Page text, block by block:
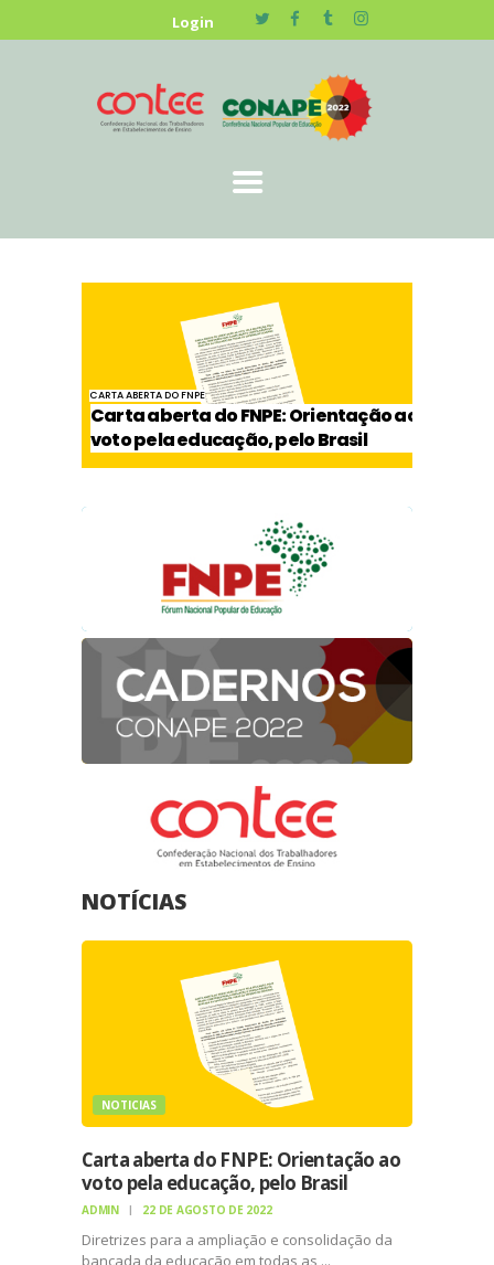
Login
HOME
Carta aberta do FNPE: Orientação ao
voto pela educação, pelo Brasil
CARTA ABERTA DO FNPE
NOTÍCIAS
NOTICIAS
Carta aberta do FNPE: Orientação ao
voto pela educação, pelo Brasil
ADMIN 22 DE AGOSTO DE 2022
Diretrizes para a ampliação e consolidação da
bancada da educação em todas as ...